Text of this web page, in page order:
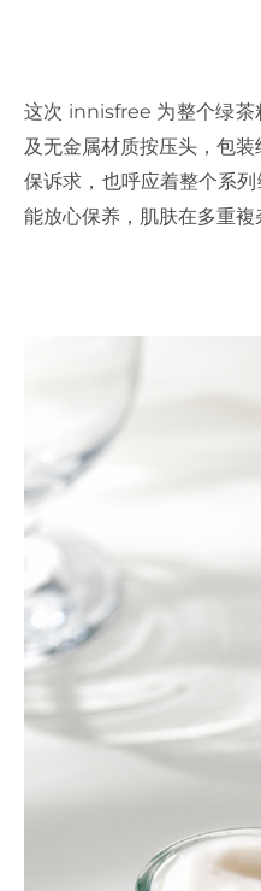
这次 innisfree 为整个绿茶
及无金属材质按压头，包
保诉求，也呼应着整个系
能放心保养，肌肤在多重複